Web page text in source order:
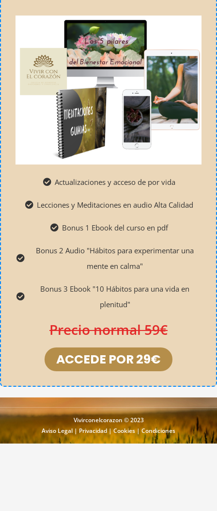
Actualizaciones y acceso de por vida
Lecciones y Meditaciones en audio Alta Calidad
Bonus 1 Ebook del curso en pdf
Bonus 2 Audio "Hábitos para experimentar una
mente en calma"
Bonus 3 Ebook "10 Hábitos para una vida en
plenitud"
Precio normal 59€
ACCEDE POR 29€
Vivirconelcorazon © 2023
Aviso Legal | Privacidad|Cookies| Condiciones